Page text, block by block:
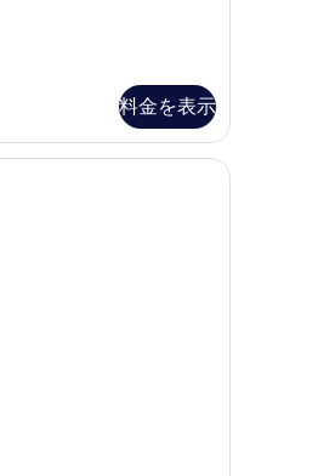
料金を表示
エジプト綿のシーツ、高級寝具、羽毛の掛け